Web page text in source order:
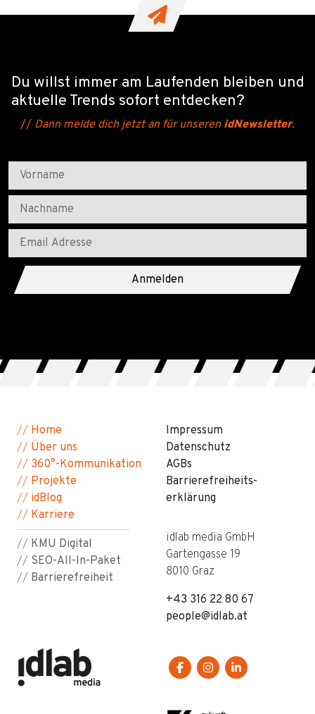
Du willst immer am Laufenden bleiben und
aktuelle Trends sofort entdecken?
// Dann melde dich jetzt an für unseren idNewsletter.
Anmelden
// Home
// Über uns
// 360°-Kommunikation
// Projekte
// idBlog
// Karriere
// KMU Digital
// SEO-All-In-Paket
// Barrierefreiheit
Impressum
Datenschutz
AGBs
Barriere­freiheits­
erklärung
idlab media GmbH
Gartengasse 19
8010 Graz
+43 316 22 80 67
people@idlab.at